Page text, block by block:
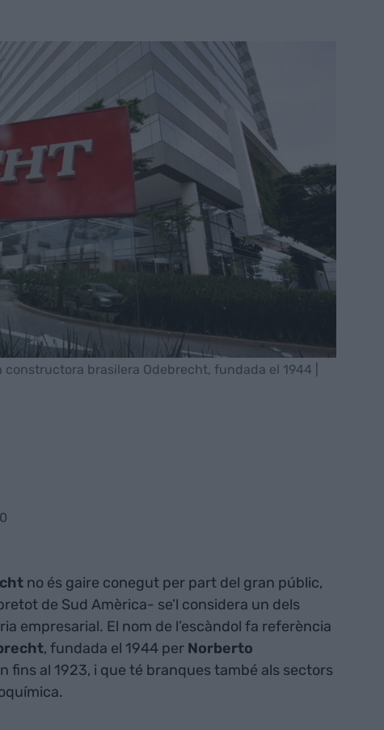
constructora brasilera Odebrecht, fundada el 1944 |
no és gaire conegut per part del gran públic,
de Sud Amèrica- se’l considera un dels
empresarial. El nom de l’escàndol fa referència
, fundada el 1944 per Norberto
fins al 1923, i que té branques també als sectors